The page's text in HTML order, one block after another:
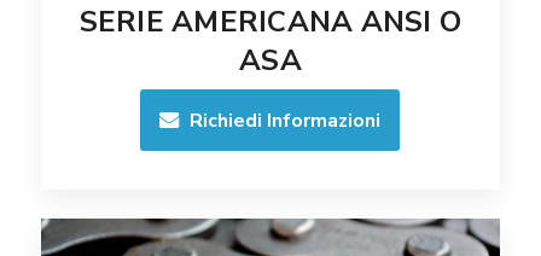
SERIE AMERICANA ANSI O
ASA
Richiedi Informazioni